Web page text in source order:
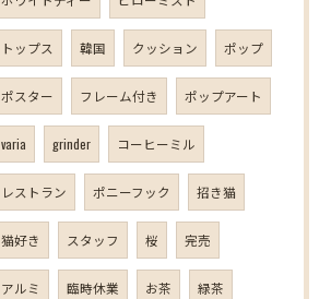
トップス 韓国 クッション ポップ
ポスター フレーム付き ポップアート
varia grinder コーヒーミル
レストラン ポニーフック 招き猫
猫好き スタッフ 桜 完売
アルミ 臨時休業 お茶 緑茶